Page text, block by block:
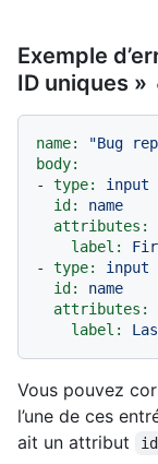
Exemple
ID uniques »
name:
"Bug
body:
-
type:
input
id:
name
attributes:
label:
-
type:
input
id:
name
attributes:
label:
Vous pouvez
l’une de ces
ait un attribut id